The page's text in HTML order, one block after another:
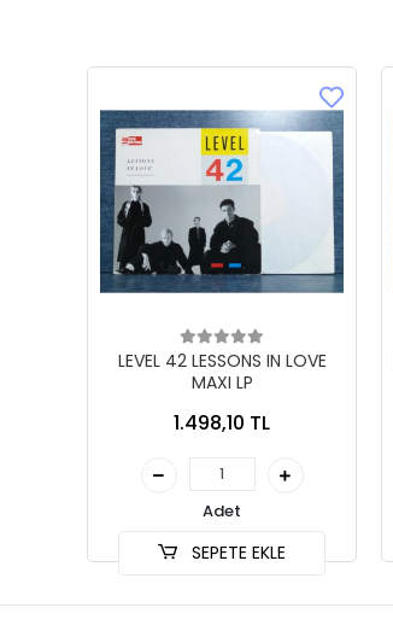
LEVEL 42 LESSONS IN LOVE
MAXI LP
1.498,10 TL
Adet
SEPETE EKLE